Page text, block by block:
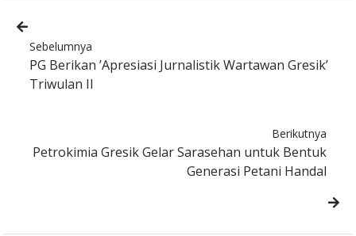
Sebelumnya
PG Berikan ’Apresiasi Jurnalistik Wartawan Gresik’
Triwulan II
Berikutnya
Petrokimia Gresik Gelar Sarasehan untuk Bentuk
Generasi Petani Handal